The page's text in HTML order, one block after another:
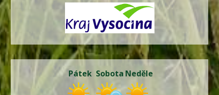
Pátek Sobota Neděle